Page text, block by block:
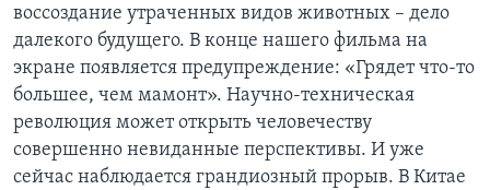
воссоздание утраченных видов животных – дело
далекого будущего. В конце нашего фильма на
экране появляется предупреждение: «Грядет что-то
большее, чем мамонт». Научно-техническая
революция может открыть человечеству
совершенно невиданные перспективы. И уже
сейчас наблюдается грандиозный прорыв. В Китае